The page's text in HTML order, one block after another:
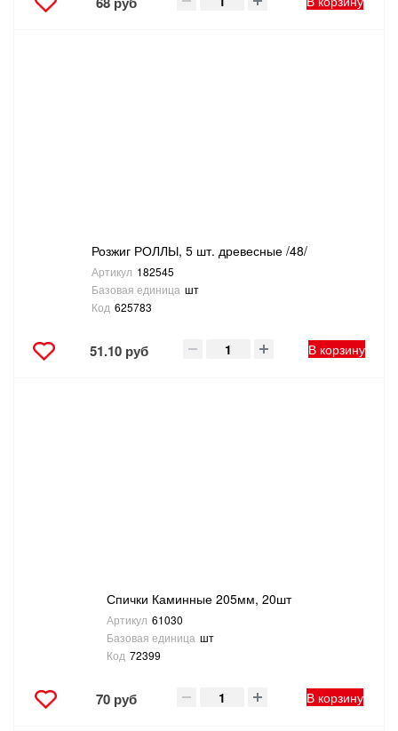
Розжиг РОЛЛЫ, 5 шт. древесные /48/
Артикул 182545
Базовая единица шт
Код 625783
51.10 руб В корзину
Спички Каминные 205мм, 20шт
Артикул 61030
Базовая единица шт
Код 72399
70 руб В корзину